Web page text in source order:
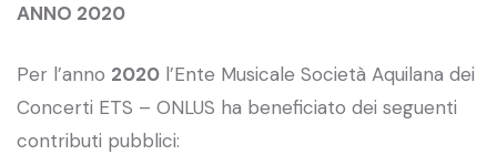
ANNO 2020
Per l’anno 2020 l’Ente Musicale Società Aquilana dei
Concerti ETS – ONLUS ha beneficiato dei seguenti
contributi pubblici: